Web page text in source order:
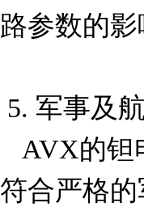
路参数的
符合严格